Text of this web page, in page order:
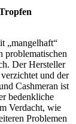
„mangelhaft“
problematischen
Der Hersteller
und der
Cashmeran ist
bedenkliche
Verdacht, wie
Problemen